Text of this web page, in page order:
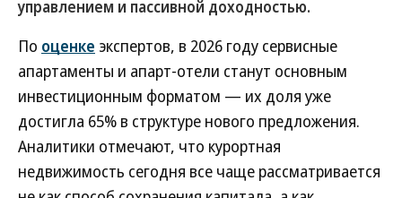
управлением и пассивной доходностью.
По оценке экспертов, в 2026 году сервисные
апартаменты и апарт-отели станут основным
инвестиционным форматом — их доля уже
достигла 65% в структуре нового предложения.
Аналитики отмечают, что курортная
недвижимость сегодня все чаще рассматривается